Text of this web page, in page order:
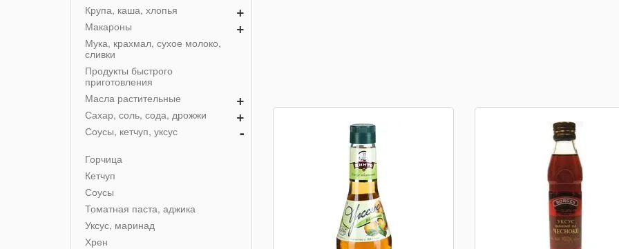
+
Крупа, каша, хлопья
+
Макароны
Мука, крахмал, сухое молоко,
сливки
Продукты быстрого
приготовления
+
Масла растительные
+
Сахар, соль, сода, дрожжи
-
Соусы, кетчуп, уксус
Горчица
Кетчуп
Соусы
Томатная паста, аджика
Уксус, маринад
Хрен